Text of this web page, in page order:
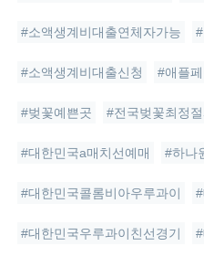
#소액생계비대출연체자가능
#소액생계비대출신청 #애플
#벚꽃예쁜곳 #전국벚꽃최정
#대한민국a매치선예매 #하나
#대한민국콜롬비아우루과이
#대한민국우루과이친선경기